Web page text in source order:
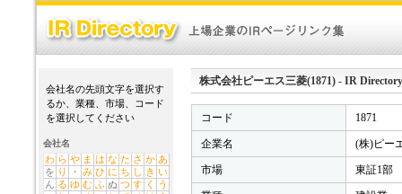
会社名の先頭文字を選択す
るか、業種、市場、コード
を選択してください
会社名
わ ら や ま は な た さ か あ
を り ・ み ひ に ち し き い
ん る ゆ む ふ ぬ つ す く
う
株式会社ピーエス三菱(1871) - IR Directory
コード 1871
企業名 (株)ピー
市場 東証1部